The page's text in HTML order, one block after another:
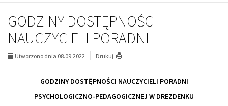
GODZINY DOSTĘPNOŚCI
NAUCZYCIELI PORADNI
Utworzono dnia 08.09.2022 Drukuj
GODZINY DOSTĘPNOŚCI NAUCZYCIELI PORADNI
PSYCHOLOGICZNO-PEDAGOGICZNEJ W DREZDENKU